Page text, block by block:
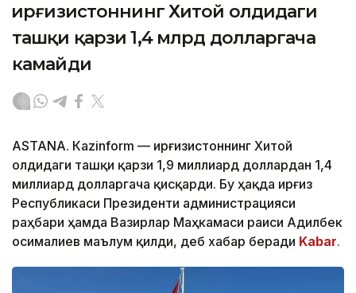
Қирғизистоннинг Хитой олдидаги
ташқи қарзи 1,4 млрд долларгача
камайди
ASTANА. Кazinform — Қирғизистоннинг Хитой
олдидаги ташқи қарзи 1,9 миллиард доллардан 1,4
миллиард долларгача қисқарди. Бу ҳақда Қирғиз
Республикаси Президенти администрацияси
раҳбари ҳамда Вазирлар Маҳкамаси раиси Адилбек
Қосималиев маълум қилди, деб хабар беради Kabar.